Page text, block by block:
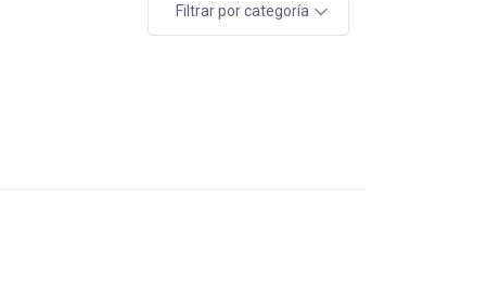
Filtrar por categoría